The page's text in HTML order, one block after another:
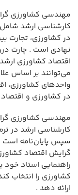
مهندسی کشاورزی
کارشناسی ارشد شامل
در کشاورزی، تجارت
نهادی است . چارت
اقتصاد کشاورزی
می‌توانند بر اساس
واحدهای کشاورزی،
در کشاورزی و اقتصاد
مهندسی کشاورزی
کارشناسی ارشد در
سپس پایان‌نامه
گرایش اقتصاد
راهنمایی استاد
کشاورزی را انتخاب
ارائه دهد .